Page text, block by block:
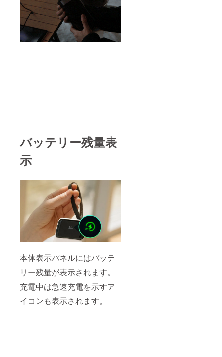
バッテリー残量表
示
本体表示パネルにはバッテ
リー残量が表示されます。
充電中は急速充電を示すア
イコンも表示されます。